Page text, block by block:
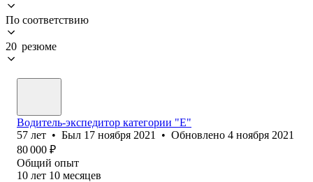
По соответствию
20 резюме
Водитель-экспедитор категории "Е"
57 лет • Был 17 ноября 2021 • Обновлено 4 ноября 2021
80 000 ₽
Общий опыт
10 лет 10 месяцев